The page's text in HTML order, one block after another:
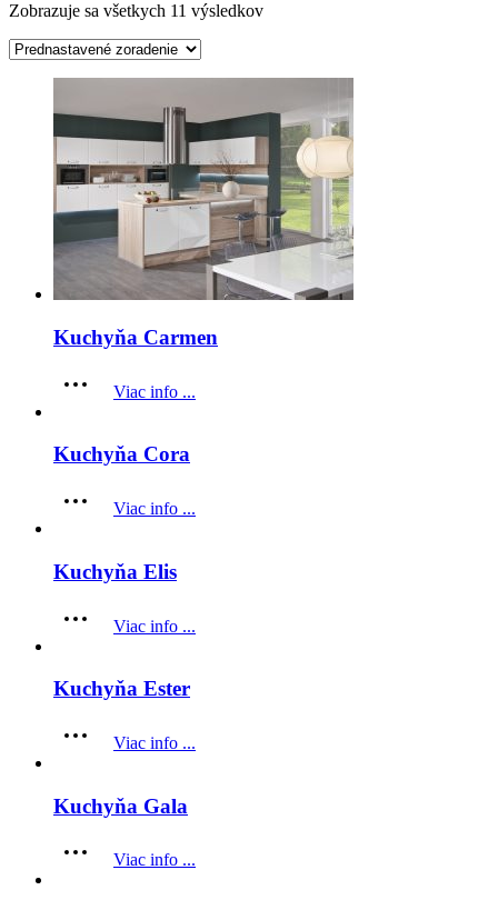
Zobrazuje sa všetkych 11 výsledkov
Kuchyňa Carmen
Viac info ...
Kuchyňa Cora
Viac info ...
Kuchyňa Elis
Viac info ...
Kuchyňa Ester
Viac info ...
Kuchyňa Gala
Viac info ...